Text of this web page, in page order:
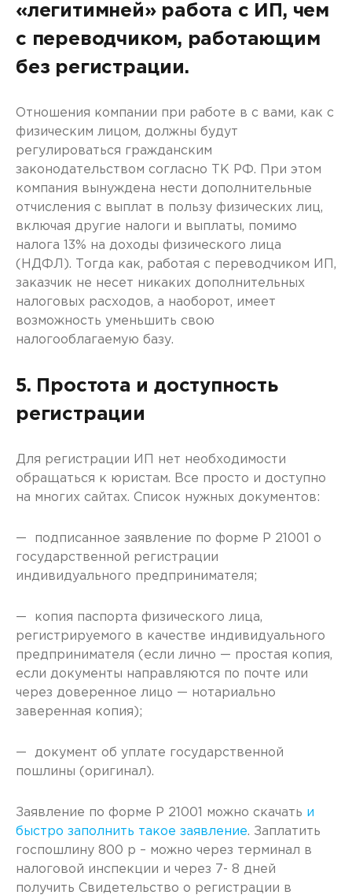
«легитимней» работа с ИП, чем
с переводчиком, работающим
без регистрации.
Отношения компании при работе в с вами, как с
физическим лицом, должны будут
регулироваться гражданским
законодательством согласно ТК РФ. При этом
компания вынуждена нести дополнительные
отчисления с выплат в пользу физических лиц,
включая другие налоги и выплаты, помимо
налога 13% на доходы физического лица
(НДФЛ). Тогда как, работая с переводчиком ИП,
заказчик не несет никаких дополнительных
налоговых расходов, а наоборот, имеет
возможность уменьшить свою
налогооблагаемую базу.
5. Простота и доступность
регистрации
Для регистрации ИП нет необходимости
обращаться к юристам. Все просто и доступно
на многих сайтах. Список нужных документов:
— подписанное заявление по форме Р 21001 о
государственной регистрации
индивидуального предпринимателя;
— копия паспорта физического лица,
регистрируемого в качестве индивидуального
предпринимателя (если лично — простая копия,
если документы направляются по почте или
через доверенное лицо — нотариально
заверенная копия);
— документ об уплате государственной
пошлины (оригинал).
Заявление по форме Р 21001 можно скачать и
быстро заполнить такое заявление. Заплатить
госпошлину 800 р – можно через терминал в
налоговой инспекции и через 7- 8 дней
получить Свидетельство о регистрации в